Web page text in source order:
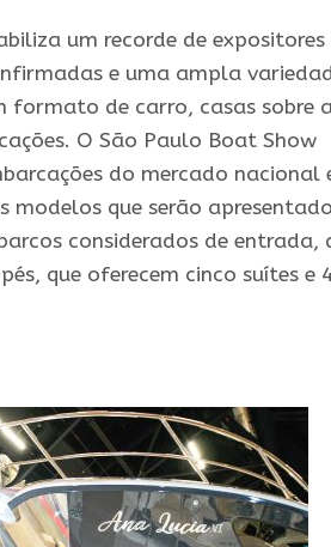
um recorde de expositores
e uma ampla
formato de carro, casas sobre
O São Paulo Boat Show
do mercado nacional
que serão
considerados de entrada,
que oferecem cinco suítes e